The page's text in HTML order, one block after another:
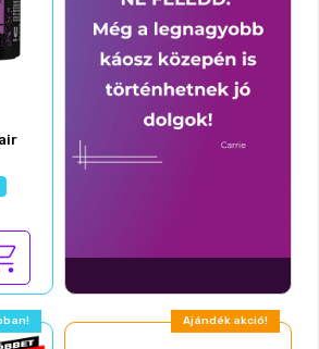
Ajándék akció!